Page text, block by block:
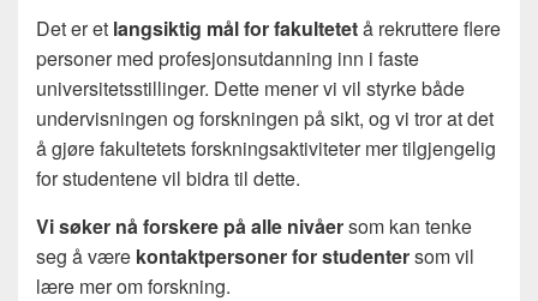
Det er et langsiktig målfor fakultetetå rekruttere flere
personer med profesjonsutdanning inn i faste
universitetsstillinger. Dette mener vi vil styrke både
undervisningen og forskningen på sikt, og vi tror at det
å gjøre fakultetets forskningsaktiviteter mer tilgjengelig
for studentene vil bidra til dette.
Vi søker nå forskere på alle nivåersom kan tenke
seg å være kontaktpersoner for studentersom vil
lære mer om forskning.